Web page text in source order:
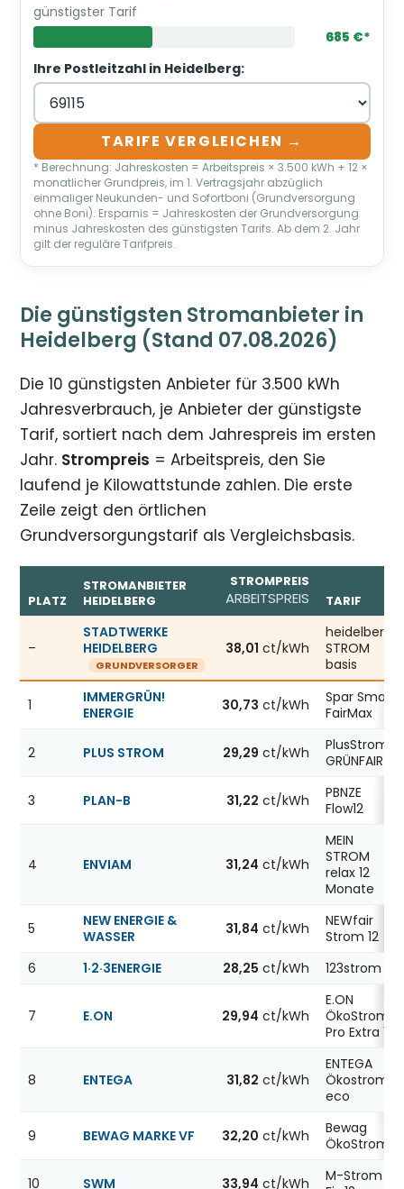
günstigster Tarif
685 €*
Ihre Postleitzahl in Heidelberg:
TARIFE VERGLEICHEN →
* Berechnung: Jahreskosten = Arbeitspreis × 3.500 kWh + 12 ×
monatlicher Grundpreis, im 1. Vertragsjahr abzüglich
einmaliger Neukunden- und Sofortboni (Grundversorgung
ohne Boni). Ersparnis = Jahreskosten der Grundversorgung
minus Jahreskosten des günstigsten Tarifs. Ab dem 2. Jahr
gilt der reguläre Tarifpreis.
Die günstigsten Stromanbieter in
Heidelberg (Stand 07.08.2026)
Die 10 günstigsten Anbieter für 3.500 kWh
Jahresverbrauch, je Anbieter der günstigste
Tarif, sortiert nach dem Jahrespreis im ersten
Jahr. Strompreis = Arbeitspreis, den Sie
laufend je Kilowattstunde zahlen. Die erste
Zeile zeigt den örtlichen
Grundversorgungstarif als Vergleichsbasis.
Günstigste Stromanbieter in Heidelberg, Stand
PLATZ
STROMANBIETER
HEIDELBERG
STROMPREIS
ARBEITSPREIS TARIF
–
STADTWERKE
HEIDELBERG
GRUNDVERSORGER
38,01 ct/kWh
heidelberg
STROM
basis
1
IMMERGRÜN!
ENERGIE
30,73 ct/kWh
Spar Smart
FairMax
2 PLUS STROM 29,29 ct/kWh
PlusStrom
GRÜNFAIR
3 PLAN-B 31,22 ct/kWh
PBNZE
Flow12
4 ENVIAM 31,24 ct/kWh
MEIN
STROM
relax 12
Monate
5
NEW ENERGIE &
WASSER
31,84 ct/kWh
NEWfair
Strom 12
6
1·2·3ENERGIE 28,25 ct/kWh 123strom
7 E.ON 29,94 ct/kWh
E.ON
ÖkoStrom
Pro Extra 12
8 ENTEGA 31,82 ct/kWh
ENTEGA
Ökostrom
eco
9 BEWAG MARKE VF 32,20 ct/kWh
Bewag
ÖkoStrom12
10 SWM 33,94 ct/kWh
M-Strom